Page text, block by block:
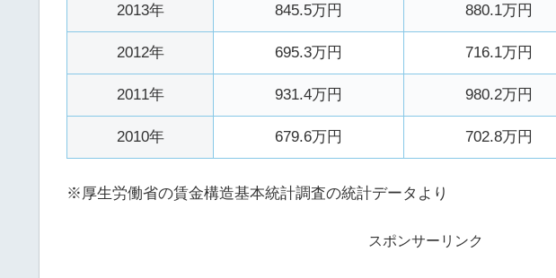
2013年 845.5万円 880.1万円
2012年 695.3万円 716.1万円
2011年 931.4万円 980.2万円
2010年 679.6万円 702.8万円
※厚生労働省の賃金構造基本統計調査の統計データより
スポンサーリンク